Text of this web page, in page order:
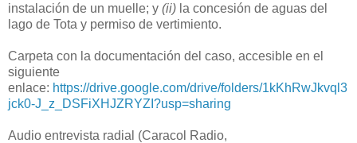
instalación de un muelle; y (ii) la concesión de aguas del
lago de Tota y permiso de vertimiento.
Carpeta con la documentación del caso, accesible en el
siguiente
enlace: https://drive.google.com/drive/folders/1kKhRwJkvql3
jck0-J_z_DSFiXHJZRYZI?usp=sharing
Audio entrevista radial (Caracol Radio,